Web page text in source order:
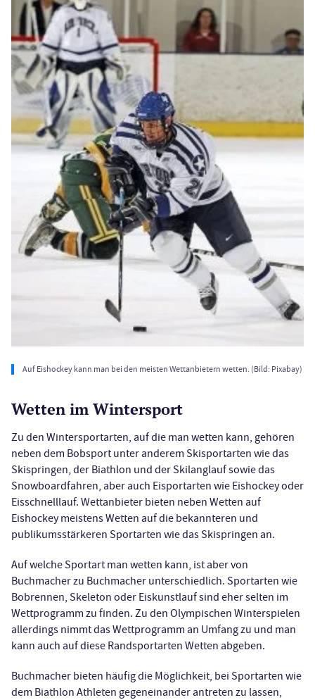
Auf Eishockey kann man bei den meisten Wettanbietern wetten. (Bild: Pixabay)
Wetten im Wintersport
Zu den Wintersportarten, auf die man wetten kann, gehören
neben dem Bobsport unter anderem Skisportarten wie das
Skispringen, der Biathlon und der Skilanglauf sowie das
Snowboardfahren, aber auch Eisportarten wie Eishockey oder
Eisschnelllauf. Wettanbieter bieten neben Wetten auf
Eishockey meistens Wetten auf die bekannteren und
publikumsstärkeren Sportarten wie das Skispringen an.
Auf welche Sportart man wetten kann, ist aber von
Buchmacher zu Buchmacher unterschiedlich. Sportarten wie
Bobrennen, Skeleton oder Eiskunstlauf sind eher selten im
Wettprogramm zu finden. Zu den Olympischen Winterspielen
allerdings nimmt das Wettprogramm an Umfang zu und man
kann auch auf diese Randsportarten Wetten abgeben.
Buchmacher bieten häufig die Möglichkeit, bei Sportarten wie
dem Biathlon Athleten gegeneinander antreten zu lassen,